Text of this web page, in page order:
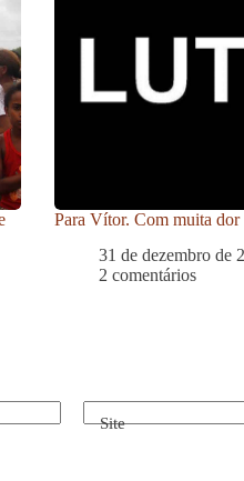
Para Vítor. Com muita dor
31 de dezembro de
2 comentários
Site